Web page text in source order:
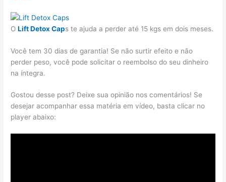
OLift Detox Caps te ajuda a perder até 15 kgs em dois meses.
Você tem 30 dias de garantia! Se não surtir efeito e não
perder peso, você pode solicitar o reembolso do seu dinheiro
na íntegra.
Gostou desse post? Deixe sua opinião nos comentários! Se
desejar acompanhar essa matéria em vídeo, basta clicar no
player abaixo: